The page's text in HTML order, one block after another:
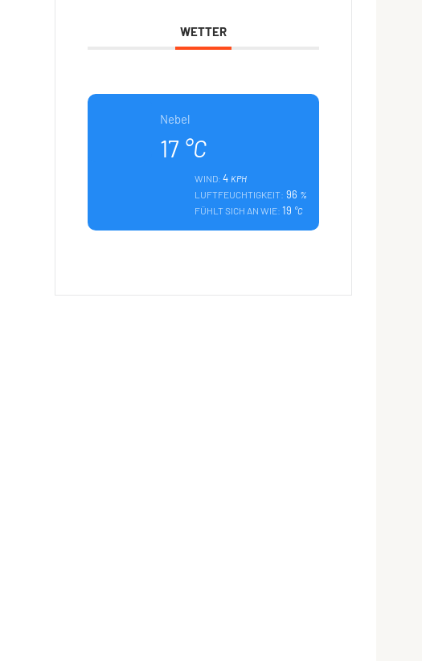
WETTER
Nebel
17 °C
WIND:4 KPH
LUFTFEUCHTIGKEIT: 96 %
FÜHLT SICH AN WIE:19 °C